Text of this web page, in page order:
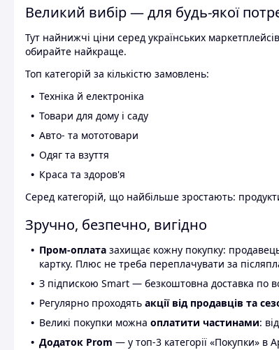
Великий вибір — для будь-якої
Тут найнижчі ціни серед українських
обирайте найкраще.
Топ категорій за кількістю замовлень:
Техніка й електроніка
Товари для дому і саду
Авто- та мототовари
Одяг та взуття
Краса та здоров'я
Серед категорій, що найбільше зростають:
Зручно, безпечно, вигідно
Пром-оплата захищає кожну покупку:
картку. Плюс не треба переплачувати за
З підпискою Smart — безкоштовна доставка по
Регулярно проходять акції від продавців та
Великі покупки можна оплатити частинами:
Додаток Prom — у топ-3 категорії «Покупки» в